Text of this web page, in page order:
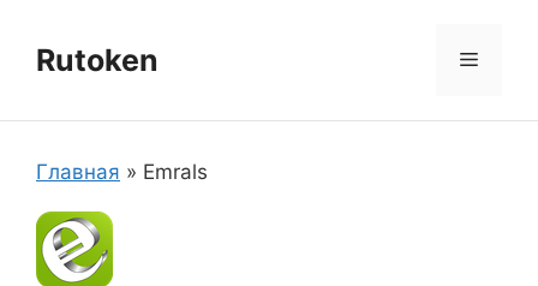
содержимому
Rutoken Меню
Главная » Emrals